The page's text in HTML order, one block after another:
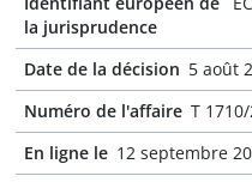
la jurisprudence
Date de la décision 5 août
Numéro de l'affaire T
En ligne le 12 septembre